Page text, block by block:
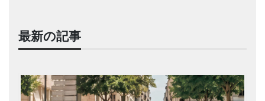
最新の記事